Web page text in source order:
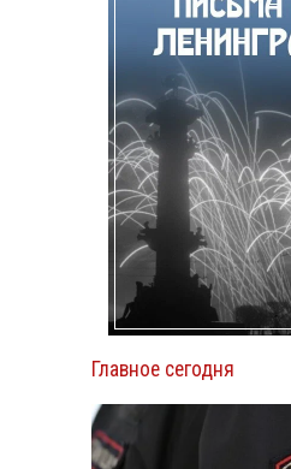
Главное сегодня